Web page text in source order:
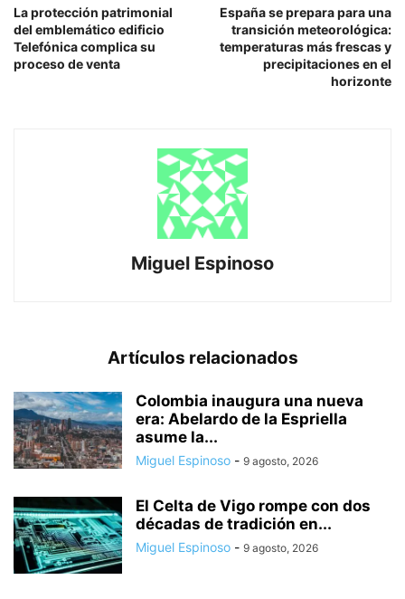
La protección patrimonial
del emblemático edificio
Telefónica complica su
proceso de venta
España se prepara para una
transición meteorológica:
temperaturas más frescas y
precipitaciones en el
horizonte
Miguel Espinoso
Artículos relacionados
Colombia inaugura una nueva
era: Abelardo de la Espriella
asume la...
Miguel Espinoso - 9 agosto, 2026
El Celta de Vigo rompe con dos
décadas de tradición en...
Miguel Espinoso - 9 agosto, 2026